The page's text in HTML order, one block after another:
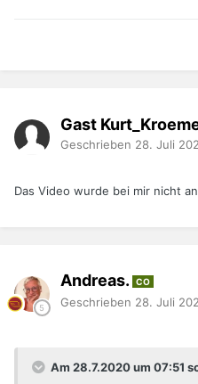
Gast
Geschrieben 28. Juli
Das Video wurde bei mir nicht
Andreas. CO
Geschrieben 28. Juli
Am 28.7.2020 um 07:51